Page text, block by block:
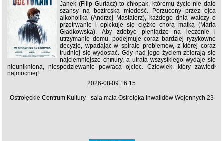
Janek (Filip Gurłacz) to chłopak, któremu życie nie dało
szansy na beztroską młodość. Porzucony przez ojca
alkoholika (Andrzej Mastalerz), każdego dnia walczy o
przetrwanie i opiekuje się ciężko chorą matką (Maria
Gładkowska). Aby zdobyć pieniądze na leczenie i
utrzymanie domu, podejmuje coraz bardziej ryzykowne
decyzje, wpadając w spiralę problemów, z której coraz
trudniej się wydostać. Gdy nad jego życiem zbierają się
najciemniejsze chmury, a utrata wszystkiego wydaje się
nieunikniona, niespodziewanie powraca ojciec. Człowiek, który zawiódł
najmocniej!
2026-08-09 16:15
Ostrołęckie Centrum Kultury - sala mała Ostrołęka Inwalidów Wojennych 23